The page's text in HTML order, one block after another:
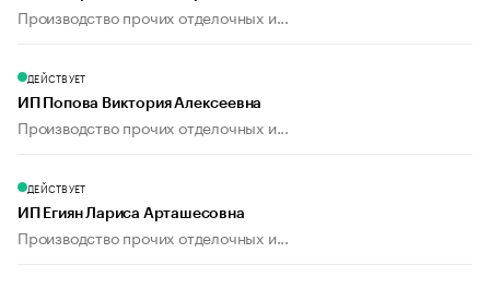
Производство прочих отделочных и...
ДЕЙСТВУЕТ
ИП Попова Виктория Алексеевна
Производство прочих отделочных и...
ДЕЙСТВУЕТ
ИП Егиян Лариса Арташесовна
Производство прочих отделочных и...